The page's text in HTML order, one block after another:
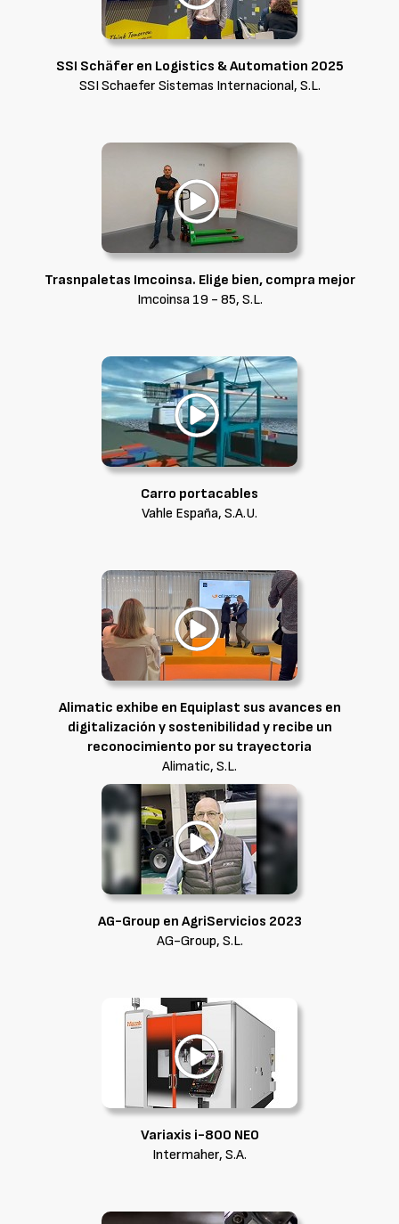
SSI Schäfer en Logistics & Automation 2025
SSI Schaefer Sistemas Internacional, S.L.
Trasnpaletas Imcoinsa. Elige bien, compra mejor
Imcoinsa 19 - 85, S.L.
Carro portacables
Vahle España, S.A.U.
Alimatic exhibe en Equiplast sus avances en
digitalización y sostenibilidad y recibe un
reconocimiento por su trayectoria
Alimatic, S.L.
AG-Group en AgriServicios 2023
AG-Group, S.L.
Variaxis i-800 NEO
Intermaher, S.A.